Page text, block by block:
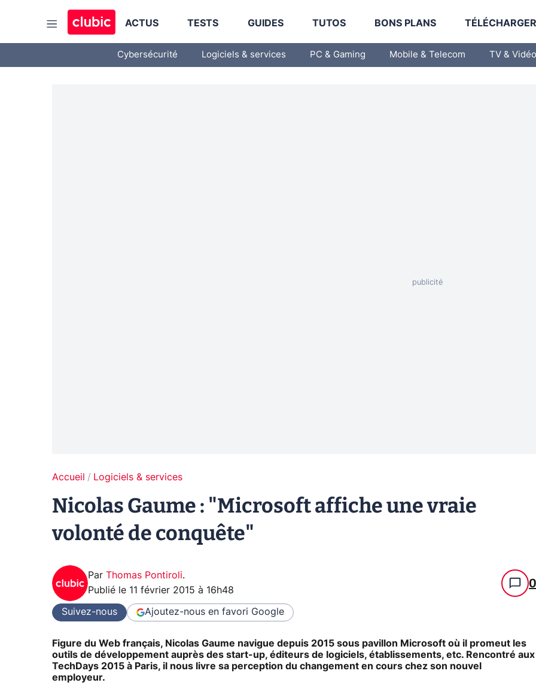
ACTUS TESTS GUIDES TUTOS BONS PLANS
Cybersécurité Logiciels & services PC & Gaming Mobile & Telecom TV & Vidéo
Accueil Logiciels & services
Nicolas Gaume : "Microsoft affiche une vraie
volonté de conquête"
Par Thomas Pontiroli.
Publié le 11 février 2015 à 16h48 0
Suivez-nous Ajoutez-nous en favori Google
Figure du Web français, Nicolas Gaume navigue depuis 2015 sous pavillon Microsoft où il promeut les
outils de développement auprès des start-up, éditeurs de logiciels, établissements, etc. Rencontré aux
TechDays 2015 à Paris, il nous livre sa perception du changement en cours chez son nouvel
employeur.